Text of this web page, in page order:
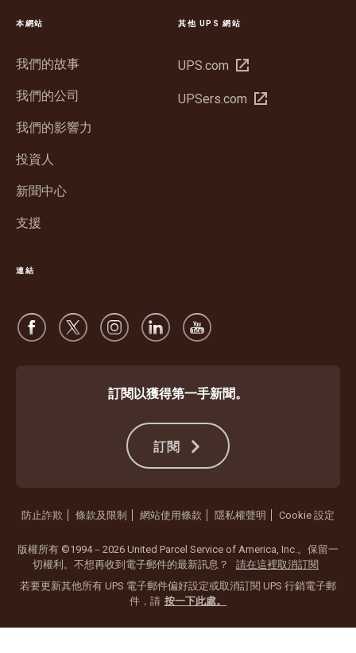
本網站
我們的故事
我們的公司
我們的影響力
投資人
新聞中心
支援
其他 UPS 網站
UPS.com 在
視
UPSers.com 在
連結
訂閱以獲得第一手新聞。
訂閱
防止詐欺 條款及限制 網站使用條款 隱私權聲明 Cookie 設定
版權所有 ©1994－2026 United Parcel Service of America, Inc.。保留一
切權利。不想再收到電子郵件的最新訊息？
請在這裡取消訂閱
若要更新其他所有 UPS 電子郵件偏好設定或取消訂閱 UPS 行銷電子郵
件，請 按一下此處。